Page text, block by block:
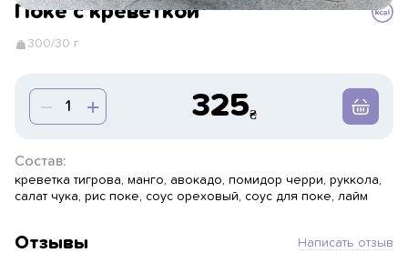
Поке с креветкой
300/30 г
325
Состав:
креветка тигрова, манго, авокадо, помидор черри, руккола,
салат чука, рис поке, соус ореховый, соус для поке, лайм
Отзывы Написать отзыв